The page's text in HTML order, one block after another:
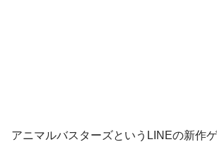
アニマルバスターズというLINEの新作